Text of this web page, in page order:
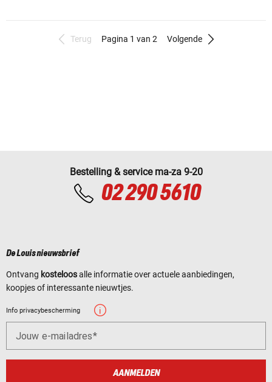
Terug Pagina 1 van 2 Volgende
Bestelling & service ma-za 9-20
02 290 5610
De Louis nieuwsbrief
Ontvang kosteloosalle informatie over actuele aanbiedingen,
koopjes of interessante nieuwtjes.
Info privacybescherming
Jouw e-mailadres
AANMELDEN